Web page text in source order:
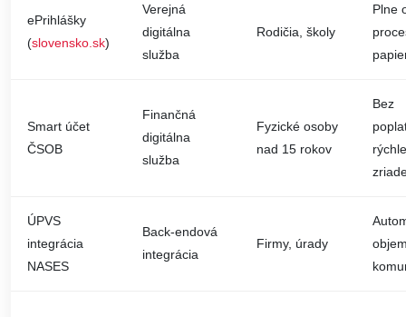
ePrihlášky
(slovensko.sk)
Verejná
digitálna
služba
Rodičia, školy
Plne
Smart účet
ČSOB
Finančná
digitálna
služba
Fyzické osoby
nad 15 rokov
Bez
rýchle
ÚPVS
integrácia
NASES
Back-endová
integrácia
Firmy, úrady